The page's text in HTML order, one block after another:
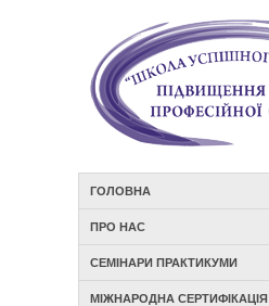
ГОЛОВНА
ПРО НАС
СЕМІНАРИ ПРАКТИКУМИ
МІЖНАРОДНА СЕРТИФІКАЦІЯ